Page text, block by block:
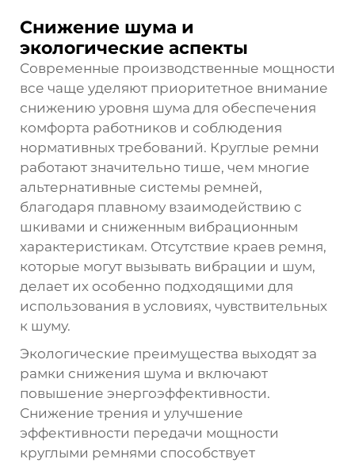
Снижение шума и
экологические аспекты
Современные производственные мощности
все чаще уделяют приоритетное внимание
снижению уровня шума для обеспечения
комфорта работников и соблюдения
нормативных требований. Круглые ремни
работают значительно тише, чем многие
альтернативные системы ремней,
благодаря плавному взаимодействию с
шкивами и сниженным вибрационным
характеристикам. Отсутствие краев ремня,
которые могут вызывать вибрации и шум,
делает их особенно подходящими для
использования в условиях, чувствительных
к шуму.
Экологические преимущества выходят за
рамки снижения шума и включают
повышение энергоэффективности.
Снижение трения и улучшение
эффективности передачи мощности
круглыми ремнями способствует